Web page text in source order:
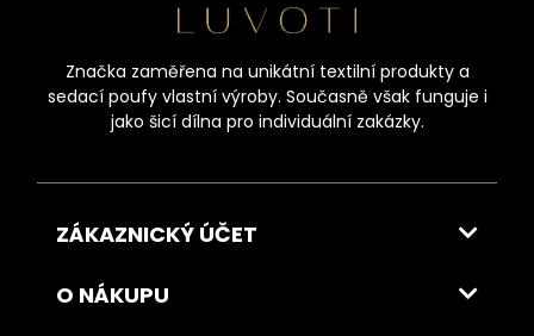
Značka zaměřena na unikátní textilní produkty a
sedací poufy vlastní výroby. Současně však funguje i
jako šicí dílna pro individuální zakázky.
ZÁKAZNICKÝ ÚČET
O NÁKUPU